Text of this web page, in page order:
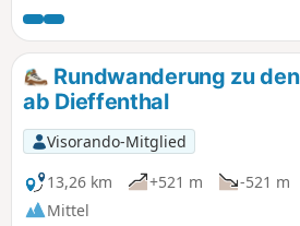
Scherwiller und mit atemberaubenden
Ausblicken auf die elsässische Ebene,
das Villé-Tal und das Val d'Argent
sie zu den Sehenswürdigkeiten, die
sich nicht entgehen lassen sollten.
Entdecken Sie zu jeder Jahreszeit die
Geheimnisse der Burg bei einer
Wanderung vom charmanten Dorf
Dieffenthal aus.
Rundwanderung zu
ab Dieffenthal
Visorando-Mitglied
13,26 km
+521 m -521 m
Mittel